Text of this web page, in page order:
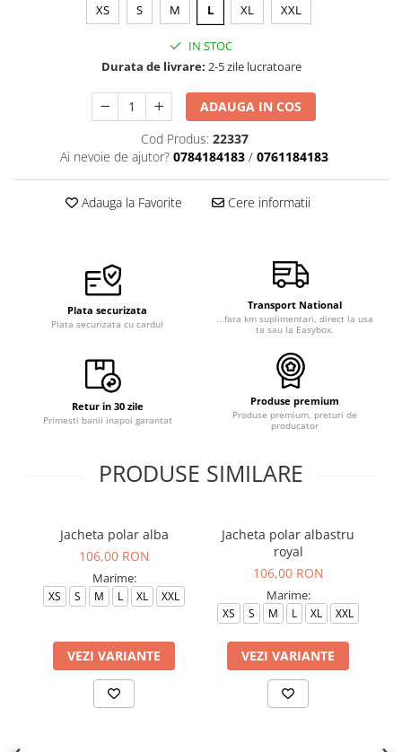
Halate medicale polar - unisex
Sorturi restaurante
Tricouri de lucru
Saboti medicali
ACCESORII
Noutati
XS S M L XL XXL
IN STOC
Durata de livrare: 2-5 zile lucratoare
ADAUGA IN COS
Cod Produs: 22337
Ai nevoie de ajutor? 0784184183 / 0761184183
Adauga la Favorite Cere informatii
Plata securizata
Plata securizata cu cardul
Transport National
...fara km suplimentari, direct la usa
ta sau la Easybox.
Retur in 30 zile
Primesti banii inapoi garantat
Produse premium
Produse premium, preturi de
producator
PRODUSE SIMILARE
Jacheta polar alba
106,00 RON
Marime:
XS S M L XL XXL
VEZI VARIANTE
Jacheta polar albastru
royal
106,00 RON
Marime:
XS S M L XL XXL
VEZI VARIANTE